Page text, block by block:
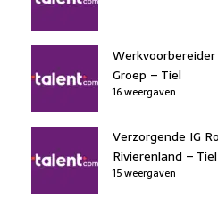
Groep – Tiel
16 weergaven
Verzorgende IG
Rivierenland – Tiel
15 weergaven